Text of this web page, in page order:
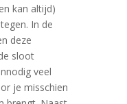
kan altijd)
In de
deze
sloot
veel
je misschien